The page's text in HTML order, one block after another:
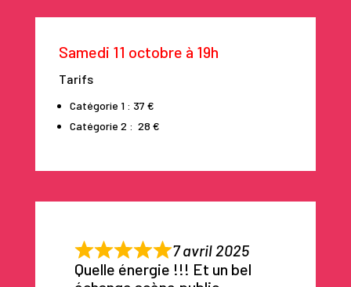
Samedi 11 octobre à 19h
Tarifs
Catégorie 1 : 37 €
Catégorie 2 : 28 €
7 avril 2025
Quelle énergie !!! Et un bel